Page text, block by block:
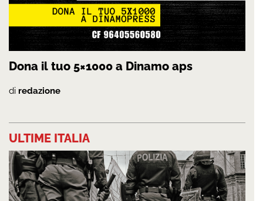
Dona il tuo 5×1000 a Dinamo aps
di redazione
ULTIME ITALIA